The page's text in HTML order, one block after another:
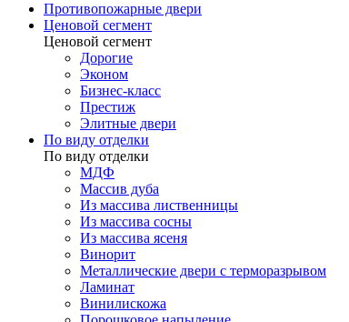
Противопожарные двери
Ценовой сегмент
Ценовой сегмент
Дорогие
Эконом
Бизнес-класс
Престиж
Элитные двери
По виду отделки
По виду отделки
МДФ
Массив дуба
Из массива лиственницы
Из массива сосны
Из массива ясеня
Винорит
Металлические двери с терморазрывом
Ламинат
Винилискожа